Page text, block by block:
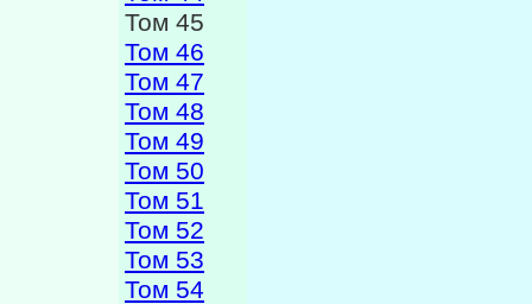
Том 45
Том 46
Том 47
Том 48
Том 49
Том 50
Том 51
Том 52
Том 53
Том 54